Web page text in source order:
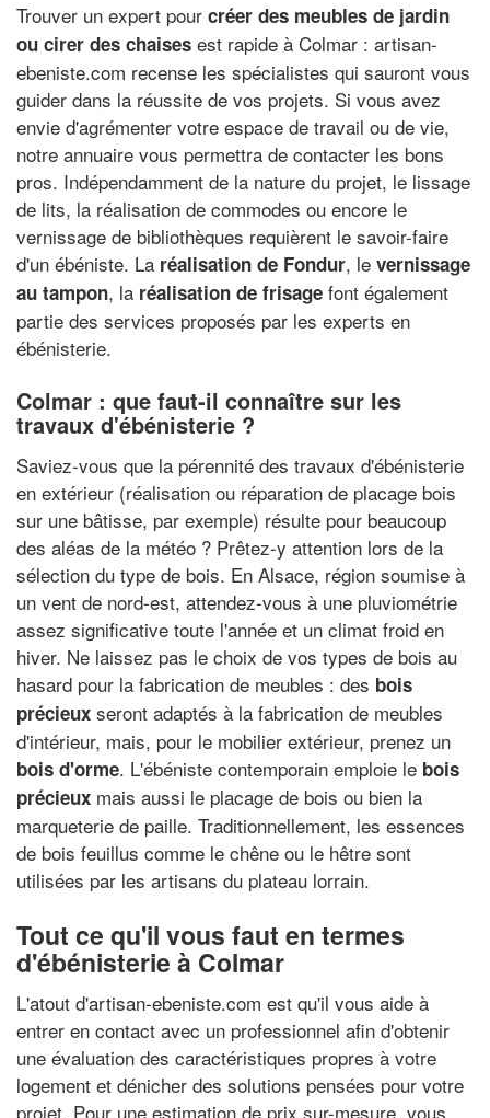
Trouver un expert pour créer des meubles de jardin
ou cirer des chaises est rapide à Colmar : artisan-
ebeniste.com recense les spécialistes qui sauront vous
guider dans la réussite de vos projets. Si vous avez
envie d'agrémenter votre espace de travail ou de vie,
notre annuaire vous permettra de contacter les bons
pros. Indépendamment de la nature du projet, le lissage
de lits, la réalisation de commodes ou encore le
vernissage de bibliothèques requièrent le savoir-faire
d'un ébéniste. La réalisation de Fondur, le vernissage
au tampon, la réalisation de frisage font également
partie des services proposés par les experts en
ébénisterie.
Colmar : que faut-il connaître sur les
travaux d'ébénisterie ?
Saviez-vous que la pérennité des travaux d'ébénisterie
en extérieur (réalisation ou réparation de placage bois
sur une bâtisse, par exemple) résulte pour beaucoup
des aléas de la météo ? Prêtez-y attention lors de la
sélection du type de bois. En Alsace, région soumise à
un vent de nord-est, attendez-vous à une pluviométrie
assez significative toute l'année et un climat froid en
hiver. Ne laissez pas le choix de vos types de bois au
hasard pour la fabrication de meubles : des bois
précieux seront adaptés à la fabrication de meubles
d'intérieur, mais, pour le mobilier extérieur, prenez un
bois d'orme. L'ébéniste contemporain emploie le bois
précieux mais aussi le placage de bois ou bien la
marqueterie de paille. Traditionnellement, les essences
de bois feuillus comme le chêne ou le hêtre sont
utilisées par les artisans du plateau lorrain.
Tout ce qu'il vous faut en termes
d'ébénisterie à Colmar
L'atout d'artisan-ebeniste.com est qu'il vous aide à
entrer en contact avec un professionnel afin d'obtenir
une évaluation des caractéristiques propres à votre
logement et dénicher des solutions pensées pour votre
projet. Pour une estimation de prix sur-mesure, vous